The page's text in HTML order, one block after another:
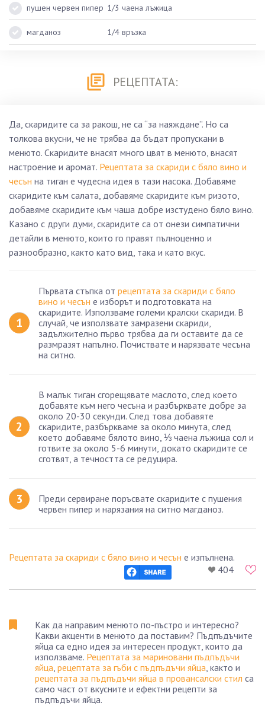
пушен червен пипер 1/3 чаена лъжица
магданоз 1/4 връзка
РЕЦЕПТАТА:
Да, скаридите са за ракош, не са “за наяждане”. Но са
толкова вкусни, че не трябва да бъдат пропускани в
менюто. Скаридите внасят много цвят в менюто, внасят
настроение и аромат. Рецептата за скариди с бяло вино и
чесън на тиган е чудесна идея в тази насока. Добавяме
скаридите към салата, добавяме скаридите към ризото,
добавяме скаридите към чаша добре изстудено бяло вино.
Казано с други думи, скаридите са от онези симпатични
детайли в менюто, които го правят пълноценно и
разнообразно, както като вид, така и като вкус.
Първата стъпка от рецептата за скариди с бяло
вино и чесън е изборът и подготовката на
скаридите. Използваме големи кралски скариди. В
случай, че използвате замразени скариди,
задължително първо трябва да ги оставите да се
размразят напълно. Почиствате и нарязвате чесъна
на ситно.
В малък тиган сгорещявате маслото, след което
добавяте към него чесъна и разбърквате добре за
около 20-30 секунди. След това добавяте
скаридите, разбъркваме за около минута, след
което добавяме бялото вино, ⅓ чаена лъжица сол и
готвите за около 5-6 минути, докато скаридите се
сготвят, а течността се редуцира.
Преди сервиране поръсвате скаридите с пушения
червен пипер и нарязания на ситно магданоз.
Рецептата за скариди с бяло вино и чесън е изпълнена.
404
Как да направим менюто по-пъстро и интересно?
Какви акценти в менюто да поставим? Пъдпъдъчите
яйца са едно идея за интересен продукт, които да
използваме. Рецептата за мариновани пъдпъдъчи
яйца рецептата за гъби с пъдпъдъчи яйца , както и
рецептата за пъдпъдъчи яйца в провансалски стил са
само част от вкусните и ефектни рецепти за
пъдпъдъчи яйца.